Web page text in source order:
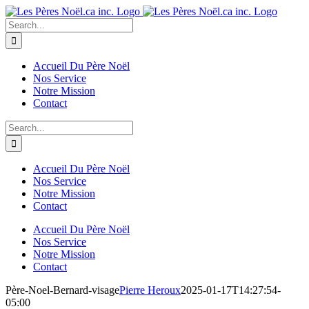
Skip
to
content
Search
for:
Accueil Du Père Noël
Nos Service
Notre Mission
Contact
Search
for:
Accueil Du Père Noël
Nos Service
Notre Mission
Contact
Accueil Du Père Noël
Nos Service
Notre Mission
Contact
Père-Noel-Bernard-visagePierre Heroux2025-01-17T14:27:54-
05:00